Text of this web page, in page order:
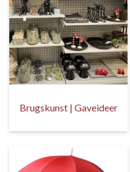
Brugskunst | Gaveideer